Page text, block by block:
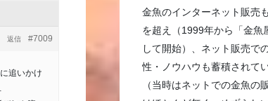
#7009
返信
追いかけ
金魚のインターネット販売
を超え（1999年から「金魚
して開始）、ネット販売で
性・ノウハウも蓄積されてい
（当時はネットでの金魚の